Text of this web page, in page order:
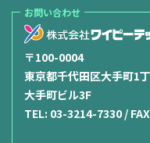
お問い合わせ
〒100-0004
東京都千代田区大手町1
大手町ビル3F
TEL: 03-3214-7330 /